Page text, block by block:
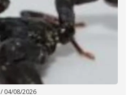
/ 04/08/2026